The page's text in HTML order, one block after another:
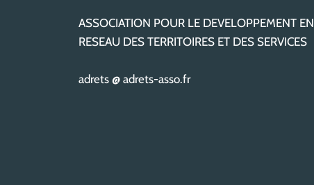
ASSOCIATION POUR LE DEVELOPPEMENT EN
RESEAU DES TERRITOIRES ET DES SERVICES
adrets @ adrets-asso.fr